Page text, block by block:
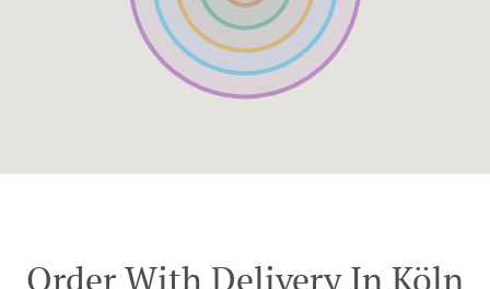
Order With Delivery In Köln